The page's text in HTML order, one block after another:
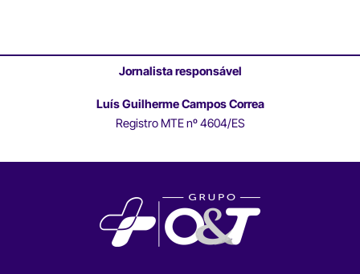
Jornalista responsável
Luís Guilherme Campos Correa
Registro MTE nº 4604/ES